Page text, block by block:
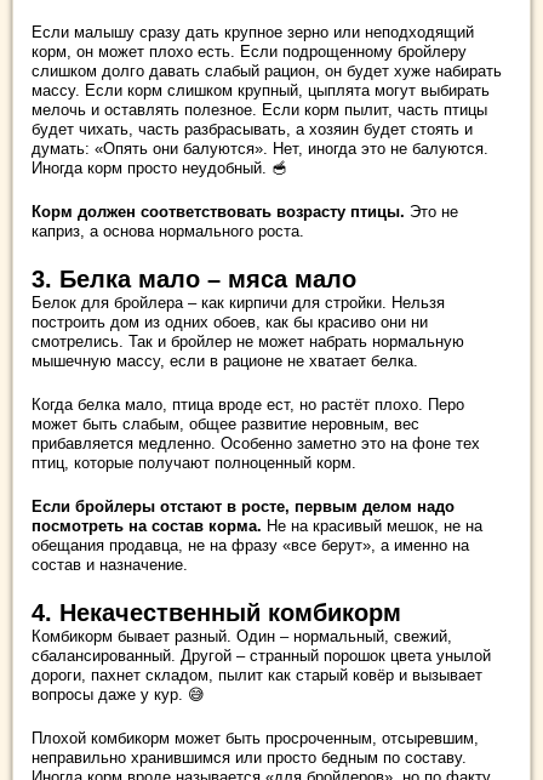
Если малышу сразу дать крупное зерно или неподходящий
корм, он может плохо есть. Если подрощенному бройлеру
слишком долго давать слабый рацион, он будет хуже набирать
массу. Если корм слишком крупный, цыплята могут выбирать
мелочь и оставлять полезное. Если корм пылит, часть птицы
будет чихать, часть разбрасывать, а хозяин будет стоять и
думать: «Опять они балуются». Нет, иногда это не балуются.
Иногда корм просто неудобный. 🥣
Корм должен соответствовать возрасту птицы. Это не
каприз, а основа нормального роста.
3. Белка мало – мяса мало
Белок для бройлера – как кирпичи для стройки. Нельзя
построить дом из одних обоев, как бы красиво они ни
смотрелись. Так и бройлер не может набрать нормальную
мышечную массу, если в рационе не хватает белка.
Когда белка мало, птица вроде ест, но растёт плохо. Перо
может быть слабым, общее развитие неровным, вес
прибавляется медленно. Особенно заметно это на фоне тех
птиц, которые получают полноценный корм.
Если бройлеры отстают в росте, первым делом надо
посмотреть на состав корма. Не на красивый мешок, не на
обещания продавца, не на фразу «все берут», а именно на
состав и назначение.
4. Некачественный комбикорм
Комбикорм бывает разный. Один – нормальный, свежий,
сбалансированный. Другой – странный порошок цвета унылой
дороги, пахнет складом, пылит как старый ковёр и вызывает
вопросы даже у кур. 😅
Плохой комбикорм может быть просроченным, отсыревшим,
неправильно хранившимся или просто бедным по составу.